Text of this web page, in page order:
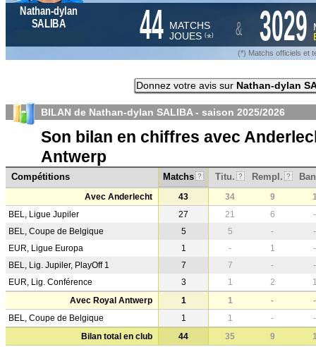
Nathan-dylan
SALIBA
44 MATCHS
JOUES (*) & 3029
(*) Matchs officiels et
Donnez votre avis sur Nathan-dylan
BILAN de Nathan-dylan SALIBA - saison 2025/2026
Son bilan en chiffres avec
Antwerp
Compétitions Matchs ? Titu. ? Rempl. ?
Avec Anderlecht 43 34 9
BEL, Ligue Jupiler
27 21 6
-
BEL, Coupe de Belgique
5 5 -
-
EUR, Ligue Europa
1 - 1
-
BEL, Lig. Jupiler, PlayOff 1
7 7 -
-
EUR, Lig. Conférence
3 1 2
Avec Royal Antwerp
1 1 -
-
BEL, Coupe de Belgique
1 1 -
-
Bilan total en club
44 35 9